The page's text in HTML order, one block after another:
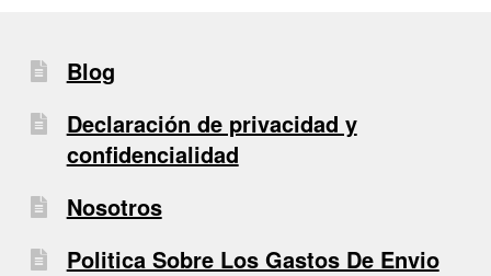
Blog
Declaración de privacidad y
confidencialidad
Nosotros
Politica Sobre Los Gastos De Envio